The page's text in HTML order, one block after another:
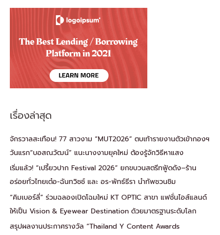
เรื่องล่าสุด
จักรวาลสะเทือน! 77 สาวงาม “MUT2026” ตบเท้ารายงานตัวเข้ากองฯ
วันแรก“บอสณวัฒน์” แนะนางงามยุคใหม่ ต้องรู้จักวิธีหาแสง
เริ่มแล้ว! “เปรี้ยวปาก Festival 2026” ยกขบวนสตรีทฟู้ดดัง–ร้าน
อร่อยทั่วไทยเต๋อ-ฉันทวิชช์ และ อร-พัทธ์ธีรา นำทัพชวนชิม
“คิมเบอร์ลี่” ร่วมฉลองเปิดโฉมใหม่ KT OPTIC สาขา แฟชั่นไอส์แลนด์
ให้เป็น Vision & Eyewear Destination ด้วยมาตรฐานระดับโลก
สรุปผลงานประกาศรางวัล “Thailand Y Content Awards